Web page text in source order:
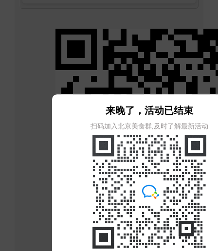
来晚了，活动已结束
扫码加入北京美食群,及时了解最新活动